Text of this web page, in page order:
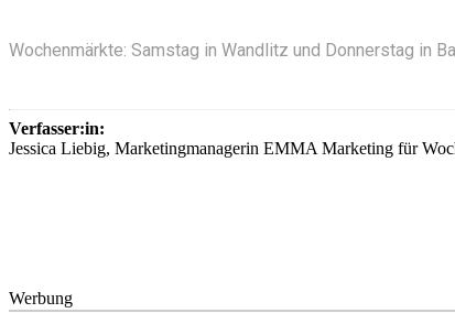
Wochenmärkte: Samstag in Wandlitz und Donnerstag in
Verfasser:in:
Jessica Liebig, Marketingmanagerin EMMA Marketing für
Werbung